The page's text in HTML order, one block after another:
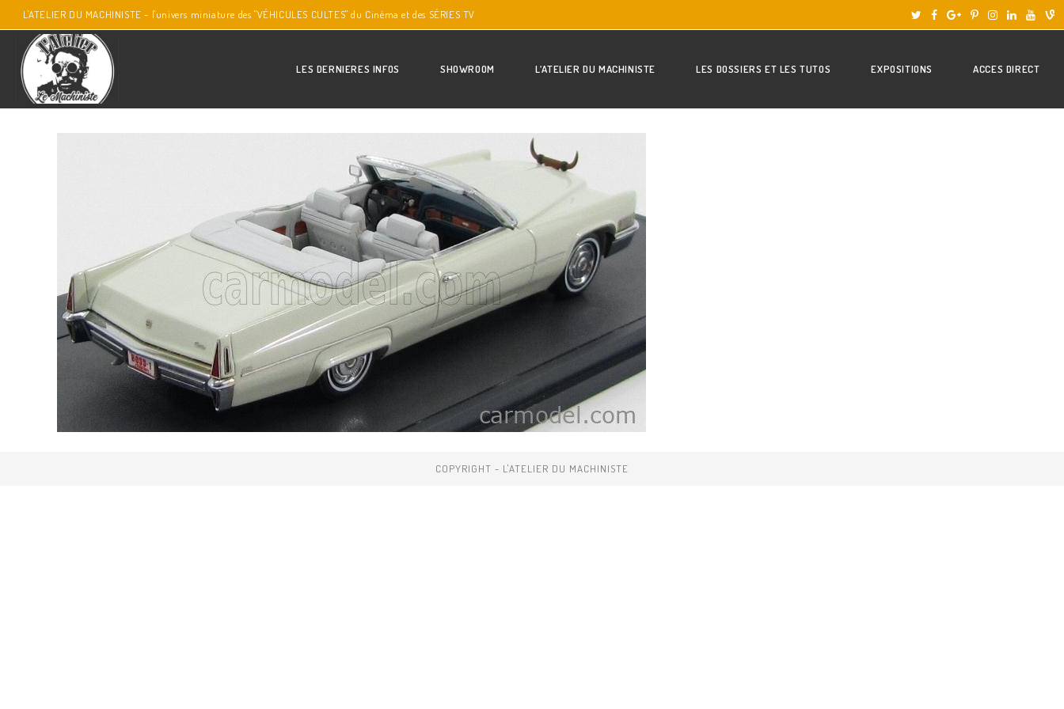
L'ATELIER DU MACHINISTE - l'univers miniature des "VÉHICULES CULTES" du Cinéma et des SÉRIES TV
LES DERNIERES INFOS SHOWROOM L’ATELIER DU MACHINISTE LES DOSSIERS ET LES TUTOS EXPOSITIONS ACCES DIRECT
COPYRIGHT - L'ATELIER DU MACHINISTE